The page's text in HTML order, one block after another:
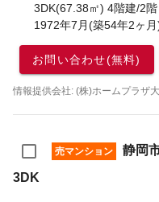
3DK(67.38㎡) 4階建/2階
1972年7月(築54年2ヶ月
お問い合わせ(無料)
情報提供会社: (株)ホームプラザ
売マンション
静岡
3DK